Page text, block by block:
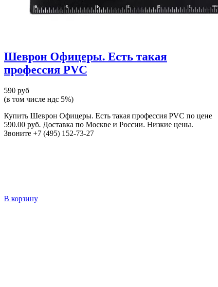
Шеврон Офицеры. Есть такая
профессия PVC
590 руб
(в том числе ндс 5%)
Купить Шеврон Офицеры. Есть такая профессия PVC по цене
590.00 руб. Доставка по Москве и России. Низкие цены.
Звоните +7 (495) 152-73-27
В корзину